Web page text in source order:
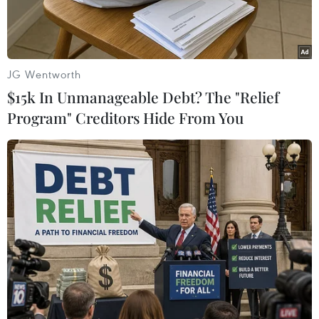
Xe 2 tầng Hạ Long City Tour. (Ảnh: Trung Nguyên/TTXVN)
Sáng 18/6, Ủy ban Nhân dân thành phố Hạ Long
(Quảng Ninh) phối hợp Công ty cổ phần Du lịch
Việt Nam-Hà Nội tổ chức ra lễ ra mắt xe buýt
hai tầng "Vietnam Sightseeing" đầu tiên tại Hạ
JG Wentworth
$15k In Unmanageable Debt? The "Relief
Program" Creditors Hide From You